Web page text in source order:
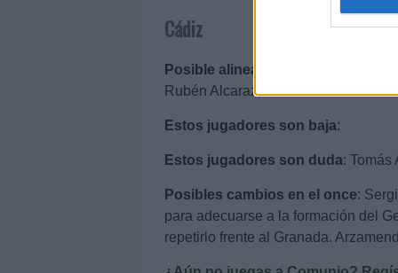
web or
I want
I want
Cádiz
Posible alineación
: Ledesma –
Rubén Alcaraz, Fede San Emeterio
Estos jugadores son baja:
Estos jugadores son duda: Tomás
Posibles cambios en el once:
para adecuarse a la formación del
repetirlo frente al Granada.